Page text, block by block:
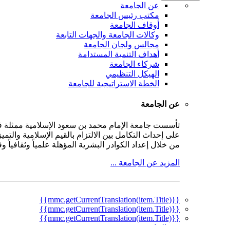
عن الجامعة
مكتب رئيس الجامعة
أوقاف الجامعة
وكالات الجامعة والجهات التابعة
مجالس ولجان الجامعة
أهداف التنمية المستدامة
شركاء الجامعة
الهيكل التنظيمي
الخطة الاستراتيجية للجامعة
عن الجامعة
على إحداث التكامل بين الالتزام بالقيم الإسلامية
من خلال إعداد الكوادر البشرية المؤهلة علمياً
المزيد عن الجامعة ...
{{mmc.getCurrentTranslation(item.Title)}}
{{mmc.getCurrentTranslation(item.Title)}}
{{mmc.getCurrentTranslation(item.Title)}}